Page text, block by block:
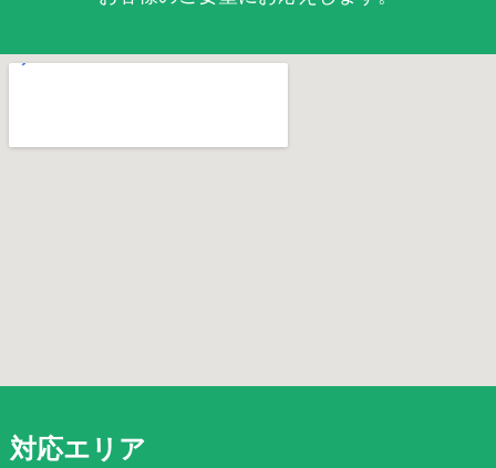
対応エリア